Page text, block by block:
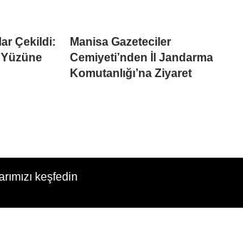
Çekildi:
Manisa Gazeteciler
Cemiyeti’nden İl Jandarma
Komutanlığı’na Ziyaret
keşfedin